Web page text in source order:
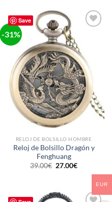
39.00€.
27.00€.
Save
-31%
Ajouter
à la liste
de
souhaits
RELOJ DE BOLSILLO HOMBRE
Reloj de Bolsillo Dragón y
Fenghuang
39.00€ El
39.00€.
27.00€El
27.00€.
EUR